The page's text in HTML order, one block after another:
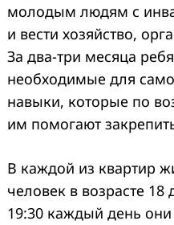
молодым людям с
и вести хозяйство,
За два-три месяца
необходимые для
навыки, которые по
им помогают
В каждой из квартир
человек в возрасте
19:30 каждый день